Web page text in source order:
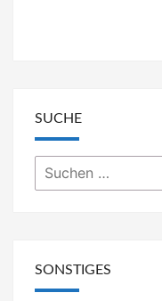
SUCHE
Suchen
nach:
SONSTIGES